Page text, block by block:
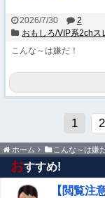
2026/7/30
2
おもしろ/VIP系2chス
こんな～は嫌だ！
1 2
ホーム こんな～は嫌
おすすめ!
【閲覧注